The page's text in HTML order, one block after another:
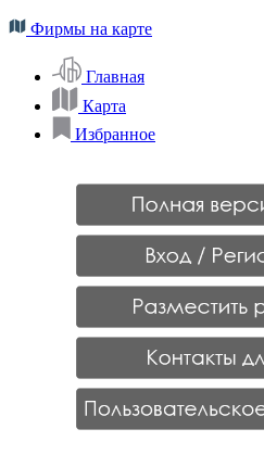
Фирмы на карте
Главная
Карта
Избранное